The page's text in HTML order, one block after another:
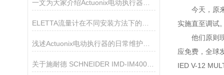
今天，原来
实施直至调试
他们原则现
应免费，全球
IED V-12